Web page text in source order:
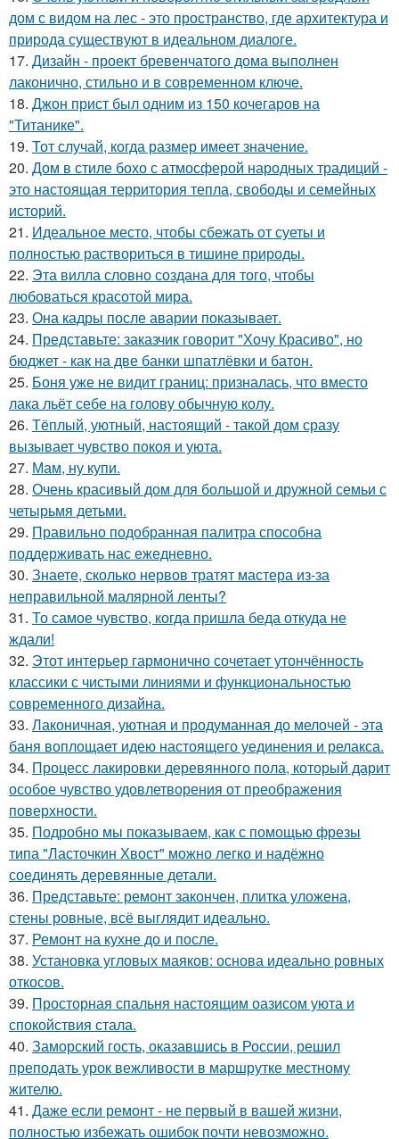
дом с видом на лес - это пространство, где архитектура и
природа существуют в идеальном диалоге.
17. Дизайн - проект бревенчатого дома выполнен
лаконично, стильно и в современном ключе.
18. Джон прист был одним из 150 кочегаров на
"Титанике".
19. Тот случай, когда размер имеет значение.
20. Дом в стиле бохо с атмосферой народных традиций -
это настоящая территория тепла, свободы и семейных
историй.
21. Идеальное место, чтобы сбежать от суеты и
полностью раствориться в тишине природы.
22. Эта вилла словно создана для того, чтобы
любоваться красотой мира.
23. Она кадры после аварии показывает.
24. Представьте: заказчик говорит "Хочу Красиво", но
бюджет - как на две банки шпатлёвки и батон.
25. Боня уже не видит границ: призналась, что вместо
лака льёт себе на голову обычную колу.
26. Тёплый, уютный, настоящий - такой дом сразу
вызывает чувство покоя и уюта.
27. Мам, ну купи.
28. Очень красивый дом для большой и дружной семьи с
четырьмя детьми.
29. Правильно подобранная палитра способна
поддерживать нас ежедневно.
30. Знаете, сколько нервов тратят мастера из-за
неправильной малярной ленты?
31. То самое чувство, когда пришла беда откуда не
ждали!
32. Этот интерьер гармонично сочетает утончённость
классики с чистыми линиями и функциональностью
современного дизайна.
33. Лаконичная, уютная и продуманная до мелочей - эта
баня воплощает идею настоящего уединения и релакса.
34. Процесс лакировки деревянного пола, который дарит
особое чувство удовлетворения от преображения
поверхности.
35. Подробно мы показываем, как с помощью фрезы
типа "Ласточкин Хвост" можно легко и надёжно
соединять деревянные детали.
36. Представьте: ремонт закончен, плитка уложена,
стены ровные, всё выглядит идеально.
37. Ремонт на кухне до и после.
38. Установка угловых маяков: основа идеально ровных
откосов.
39. Просторная спальня настоящим оазисом уюта и
спокойствия стала.
40. Заморский гость, оказавшись в России, решил
преподать урок вежливости в маршрутке местному
жителю.
41. Даже если ремонт - не первый в вашей жизни,
полностью избежать ошибок почти невозможно.